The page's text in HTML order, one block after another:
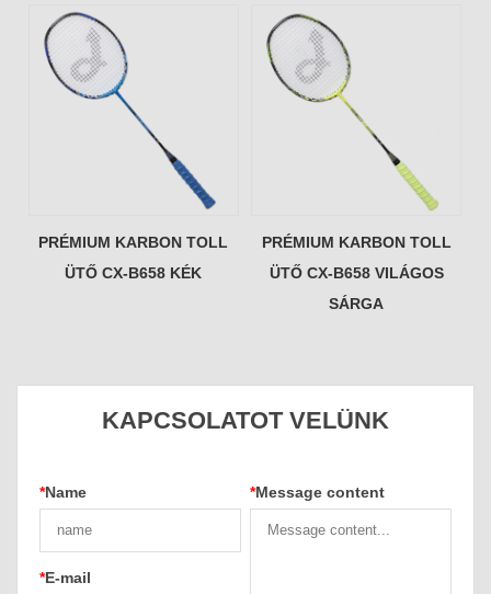
PRÉMIUM KARBON TOLL
ÜTŐ CX-B658 KÉK
PRÉMIUM KARBON TOLL
ÜTŐ CX-B658 VILÁGOS
SÁRGA
KAPCSOLATOT VELÜNK
*Name
*E-mail
*Message content